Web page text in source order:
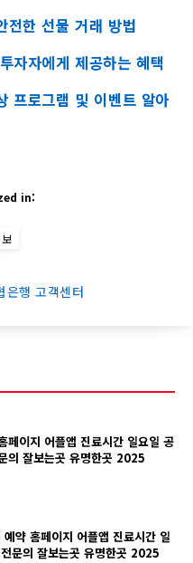
전한 선물 거래 방법
자자에게 제공하는 혜택
프로그램 및 이벤트 알아
in:
은행 고객센터
페이지 어플앱 진료시간 일요일 공
의 잘보는곳 유명한곳 2025
약 홈페이지 어플앱 진료시간 일
문의 잘보는곳 유명한곳 2025